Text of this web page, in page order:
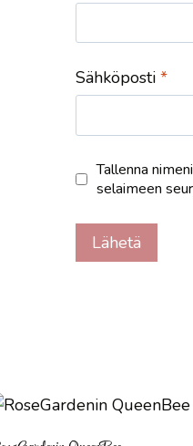
Sähköposti*
Tallenna
selaimeen